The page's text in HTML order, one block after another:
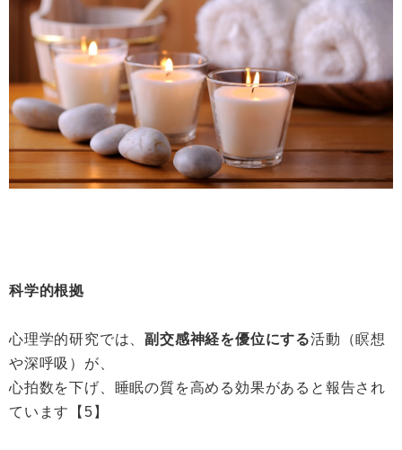
科学的根拠
心理学的研究では、副交感神経を優位にする活動（瞑想
や深呼吸）が、
心拍数を下げ、睡眠の質を高める効果があると報告され
ています【5】